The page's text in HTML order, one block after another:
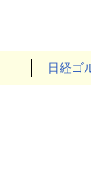
日経ゴ